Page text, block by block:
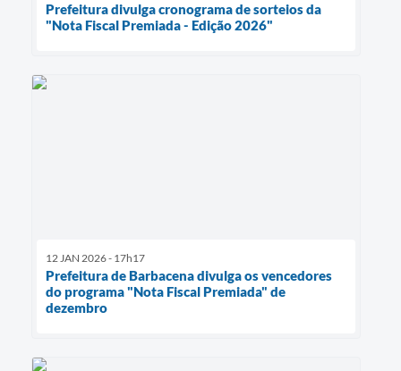
Prefeitura divulga cronograma de sorteios da
"Nota Fiscal Premiada - Edição 2026"
12 JAN 2026 - 17h17
Prefeitura de Barbacena divulga os vencedores
do programa "Nota Fiscal Premiada" de
dezembro